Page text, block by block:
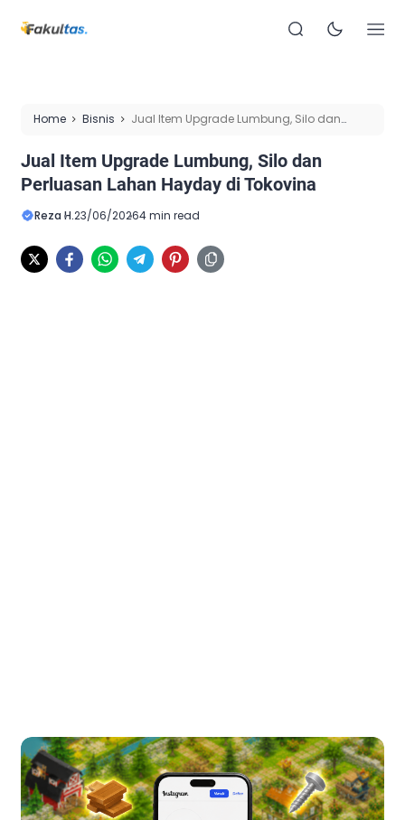
Home Bisnis
Jual Item Upgrade Lumbung, Silo dan
Jual Item Upgrade Lumbung, Silo dan
Perluasan Lahan Hayday di Tokovina
Reza H.23/06/20264 min read